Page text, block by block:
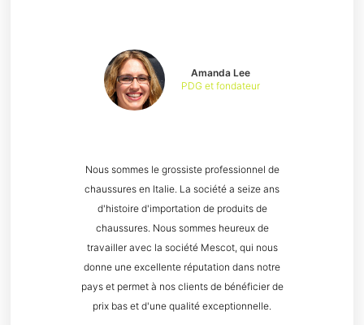
Nous sommes le grossiste professionnel de
chaussures en Italie. La société a seize ans
d'histoire d'importation de produits de
chaussures. Nous sommes heureux de
travailler avec la société Mescot, qui nous
donne une excellente réputation dans notre
pays et permet à nos clients de bénéficier de
prix bas et d'une qualité exceptionnelle.
Amanda Lee
PDG et fondateur